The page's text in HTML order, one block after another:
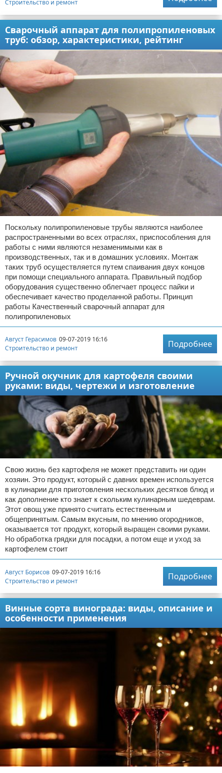
Строительство и ремонт
Сварочный аппарат для полипропиленовых
труб: обзор, характеристики, рейтинг
Поскольку полипропиленовые трубы являются наиболее
распространенными во всех отраслях, приспособления для
работы с ними являются незаменимыми как в
производственных, так и в домашних условиях. Монтаж
таких труб осуществляется путем спаивания двух концов
при помощи специального аппарата. Правильный подбор
оборудования существенно облегчает процесс пайки и
обеспечивает качество проделанной работы. Принцип
работы Качественный сварочный аппарат для
полипропиленовых
Август Герасимов 09-07-2019 16:16
Строительство и ремонт
Подробнее
Ручной окучник для картофеля своими
руками: виды, чертежи и изготовление
Свою жизнь без картофеля не может представить ни один
хозяин. Это продукт, который с давних времен используется
в кулинарии для приготовления нескольких десятков блюд и
как дополнение кто знает к скольким кулинарным шедеврам.
Этот овощ уже принято считать естественным и
общепринятым. Самым вкусным, по мнению огородников,
оказывается тот продукт, который выращен своими руками.
Но обработка грядки для посадки, а потом еще и уход за
картофелем стоит
Август Борисов 09-07-2019 16:16
Строительство и ремонт
Подробнее
Винные сорта винограда: виды, описание и
особенности применения